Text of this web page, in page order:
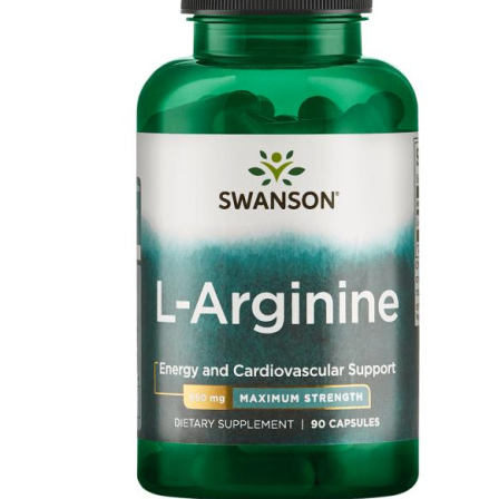
АНАБОЛИЧЕСКИЕ
АКСЕССУАРЫ
ДОБАВКИ ДЛЯ СУСТАВОВ И